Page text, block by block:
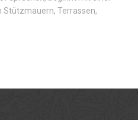
Stützmauern, Terrassen,